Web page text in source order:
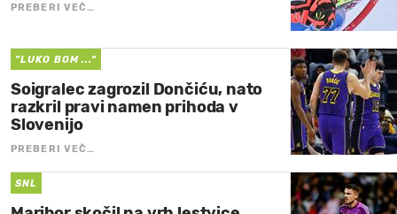
PREBERI VEČ…
"LUKO BOM ..."
Soigralec zagrozil Dončiću, nato
razkril pravi namen prihoda v
Slovenijo
PREBERI VEČ…
SNL